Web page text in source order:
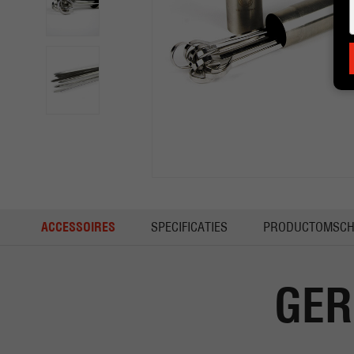
ACCESSOIRES SPECIFICATIES